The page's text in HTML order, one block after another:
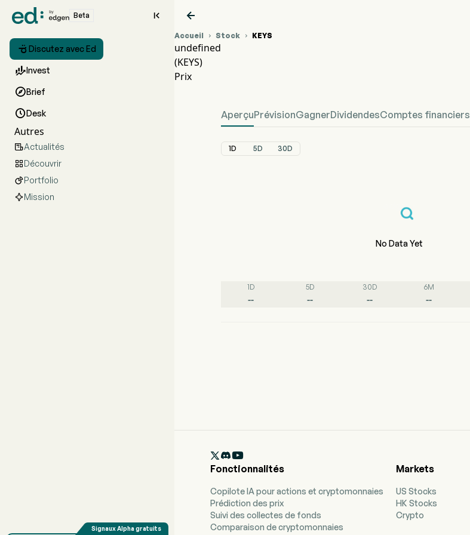
Beta 
 Discutez avec Ed
Invest
Brief
Desk
Autres
Actualités
Découvrir
Portfolio
Mission

Accueil  Stock  KEYS
undefined
(KEYS)
Prix
AperçuPrévisionGagnerDividendesComptes financiers
1D 5D 30D
No Data Yet
1D
--
5D
--
30D
--
6M
--

Fonctionnalités
Copilote IA pour actions et cryptomonnaies
Prédiction des prix
Suivi des collectes de fonds
Comparaison de cryptomonnaies
Markets
US Stocks
HK Stocks
Crypto